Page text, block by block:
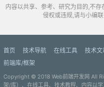
内容以共享、参考、研究为目的,不
侵权或违规,请与小编
首页 技术导航 在线工具 技术文
前端库/框架